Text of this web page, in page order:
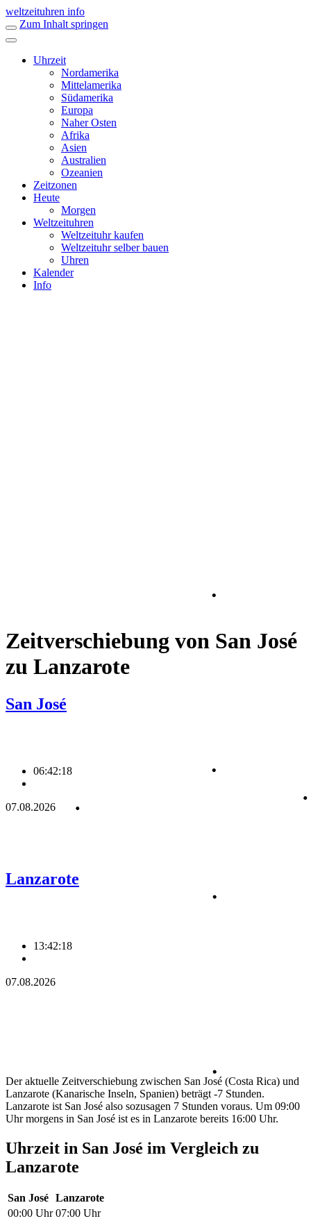
weltzeituhren info
Zum Inhalt springen
Uhrzeit
Nordamerika
Mittelamerika
Südamerika
Europa
Naher Osten
Afrika
Asien
Australien
Ozeanien
Zeitzonen
Heute
Morgen
Weltzeituhren
Weltzeituhr kaufen
Weltzeituhr selber bauen
Uhren
Kalender
Info
Zeitverschiebung von San José
zu Lanzarote
San José
06:42:19
07.08.2026
Lanzarote
13:42:19
07.08.2026
Der aktuelle Zeitverschiebung zwischen San José (Costa Rica) und
Lanzarote (Kanarische Inseln, Spanien) beträgt -7 Stunden.
Lanzarote ist San José also sozusagen 7 Stunden voraus. Um 09:00
Uhr morgens in San José ist es in Lanzarote bereits 16:00 Uhr.
Uhrzeit in San José im Vergleich zu
Lanzarote
San José Lanzarote
00:00 Uhr 07:00 Uhr